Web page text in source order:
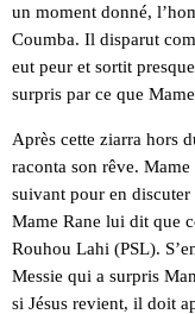
un moment donné,
Coumba. Il disparut
eut peur et sortit
surpris par ce que
Après cette ziarra hors
raconta son rêve.
suivant pour en discuter
Mame Rane lui dit que
Rouhou Lahi (PSL).
Messie qui a surpris
si Jésus revient, il doit